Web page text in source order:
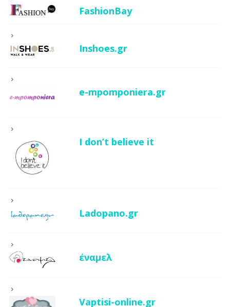
FashionBay
Inshoes.gr
e-mpomponiera.gr
I don’t believe it
Ladopano.gr
έναμελ
Vaptisi-online.gr